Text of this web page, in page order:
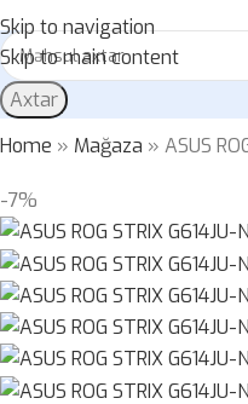
Skip to navigation
Skip to main content
Axtar
Home » Mağaza » ASUS
-7%